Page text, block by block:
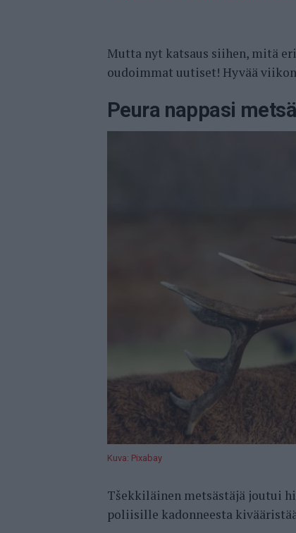
Mutta nyt katsaus siihen, mitä
oudoimmat uutiset! Hyvää
Peura nappasi
Kuva: Pixabay
Tšekkiläinen metsästäjä joutui
poliisille kadonneesta